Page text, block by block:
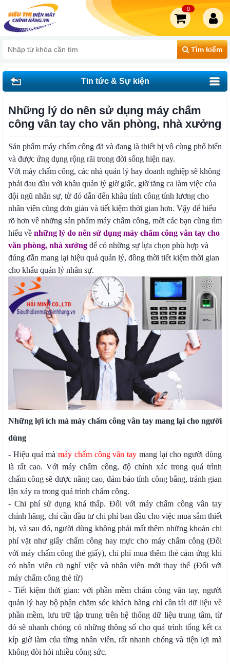
Tìm kiếm
0
Tin tức & Sự kiện
Những lý do nên sử dụng máy chấm
công vân tay cho văn phòng, nhà xưởng
Sản phẩm máy chấm công đã và đang là thiết bị vô cùng phổ biến
và được ứng dụng rộng rãi trong đời sống hiện nay.
Với máy chấm công, các nhà quản lý hay doanh nghiệp sẽ không
phải đau đầu với khâu quản lý giờ giấc, giờ tăng ca làm việc của
đội ngũ nhân sự, từ đó dẫn đến khâu tính công tính lương cho
nhân viên cũng đơn giản và tiết kiệm thời gian hơn. Vậy để hiểu
rõ hơn về những sản phẩm máy chấm công, mời các bạn cùng tìm
hiểu về những lý do nên sử dụng máy chấm công vân tay cho
văn phòng, nhà xưởng để có những sự lựa chọn phù hợp và
đúng đắn mang lại hiệu quả quản lý, đồng thời tiết kiệm thời gian
cho khẩu quản lý nhân sự.
Những lợi ích mà máy chấm công vân tay mang lại cho người
dùng
- Hiệu quả màmáy chấm công vân tay mang lại cho người dùng
là rất cao. Với máy chấm công, độ chính xác trong quá trình
chấm công sẽ được nâng cao, đảm bảo tính công bằng, tránh gian
lận xảy ra trong quá trình chấm công.
- Chi phí sử dụng khá thấp. Đối với máy chấm công vân tay
chính hãng, chỉ cần đầu tư chi phí ban đầu cho việc mua sắm thiết
bị, và sau đó, người dùng không phải mất thêm những khoản chi
phí vặt như giấy chấm công hay mực cho máy chấm công (Đối
với máy chấm công thẻ giấy), chi phí mua thêm thẻ cảm ứng khi
có nhân viên cũ nghỉ việc và nhân viên mới thay thế (Đối với
máy chấm công thẻ từ)
- Tiết kiệm thời gian: với phần mềm chấm công vân tay, người
quản lý hay bộ phận chăm sóc khách hàng chỉ cần tải dữ liệu về
phần mềm, lưu trữ tập trung trên hệ thống dữ liệu trung tâm, từ
đó sẽ nhanh chóng có những thông số cho quá trình tổng kết ca
kíp giờ làm của từng nhân viên, rất nhanh chóng và tiện lợi mà
không đòi hỏi nhiều công sức.